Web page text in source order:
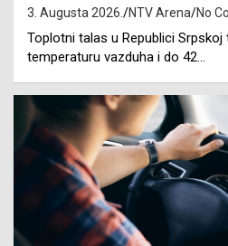
3. Augusta 2026. NTV Arena No
Toplotni talas u Republici
temperaturu vazduha i do 42…